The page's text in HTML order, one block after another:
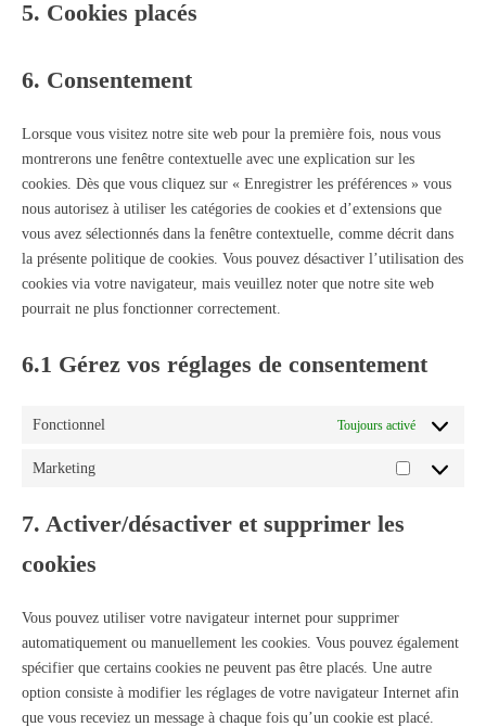
5. Cookies placés
6. Consentement
Lorsque vous visitez notre site web pour la première fois, nous vous
montrerons une fenêtre contextuelle avec une explication sur les
cookies. Dès que vous cliquez sur « Enregistrer les préférences » vous
nous autorisez à utiliser les catégories de cookies et d’extensions que
vous avez sélectionnés dans la fenêtre contextuelle, comme décrit dans
la présente politique de cookies. Vous pouvez désactiver l’utilisation des
cookies via votre navigateur, mais veuillez noter que notre site web
pourrait ne plus fonctionner correctement.
6.1 Gérez vos réglages de consentement
Fonctionnel Toujours activé
Marketing
Marketing
7. Activer/désactiver et supprimer les
cookies
Vous pouvez utiliser votre navigateur internet pour supprimer
automatiquement ou manuellement les cookies. Vous pouvez également
spécifier que certains cookies ne peuvent pas être placés. Une autre
option consiste à modifier les réglages de votre navigateur Internet afin
que vous receviez un message à chaque fois qu’un cookie est placé.